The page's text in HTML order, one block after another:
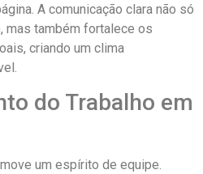
A comunicação clara não só
mas também fortalece os
criando um clima
do Trabalho em
um espírito de equipe.